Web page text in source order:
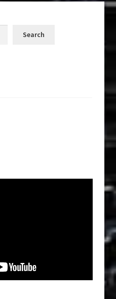
Search